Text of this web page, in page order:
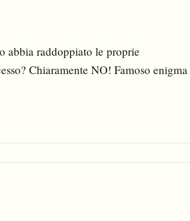
abbia raddoppiato le proprie
Chiaramente NO! Famoso enigma